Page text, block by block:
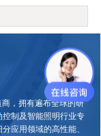
，拥有遍布全球的研
制及智能照明行业专
应用领域的高性能、